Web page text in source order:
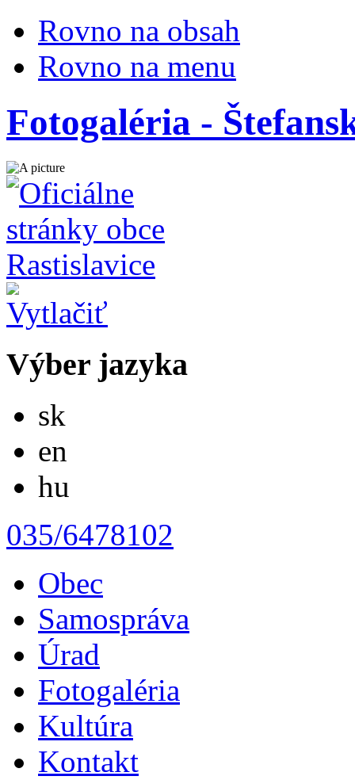
Rovno na obsah
Rovno na menu
Fotogaléria -
Výber jazyka
sk
en
hu
035/6478102
Obec
Samospráva
Úrad
Fotogaléria
Kultúra
Kontakt